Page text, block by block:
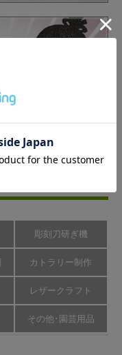
彫刻刀研ぎ機
カトラリー制作
レザークラフト
その他･園芸用品